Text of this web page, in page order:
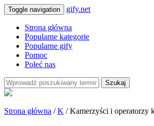
Toggle navigation gify.net
Strona główna
Popularne kategorie
Popularne gify
Pomoc
Poleć nas
Szukaj
Strona główna /K / Kamerzyści i operatorzy